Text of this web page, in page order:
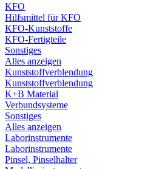
KFO
Hilfsmittel für KFO
KFO-Kunststoffe
KFO-Fertigteile
Sonstiges
Alles anzeigen
Kunststoffverblendung
Kunststoffverblendung
K+B Material
Verbundsysteme
Sonstiges
Alles anzeigen
Laborinstrumente
Laborinstrumente
Pinsel, Pinselhalter